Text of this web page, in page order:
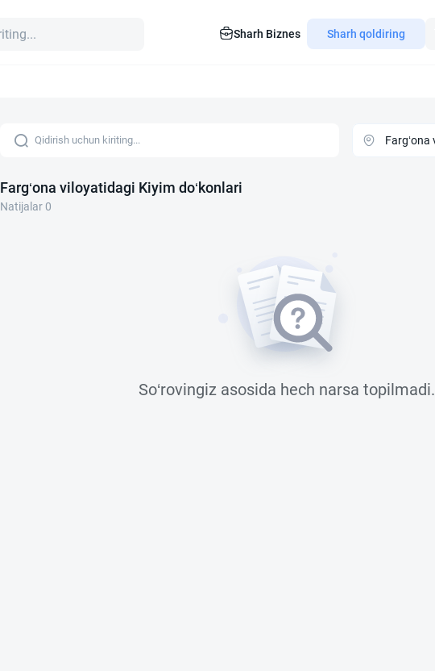
Sharh Biznes Sharh qoldiring
Farg‘ona viloyatidagi Kiyim do‘konlari
Natijalar 0
So‘rovingiz asosida hech narsa topilmadi.